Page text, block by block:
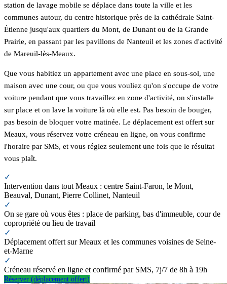
station de lavage mobile se déplace dans toute la ville et les
communes autour, du centre historique près de la cathédrale Saint-
Étienne jusqu'aux quartiers du Mont, de Dunant ou de la Grande
Prairie, en passant par les pavillons de Nanteuil et les zones d'activité
de Mareuil-lès-Meaux.
Que vous habitiez un appartement avec une place en sous-sol, une
maison avec une cour, ou que vous vouliez qu'on s'occupe de votre
voiture pendant que vous travaillez en zone d'activité, on s'installe
sur place et on lave la voiture là où elle est. Pas besoin de bouger,
pas besoin de bloquer votre matinée. Le déplacement est offert sur
Meaux, vous réservez votre créneau en ligne, on vous confirme
l'horaire par SMS, et vous réglez seulement une fois que le résultat
vous plaît.
✓
Intervention dans tout Meaux : centre Saint-Faron, le Mont,
Beauval, Dunant, Pierre Collinet, Nanteuil
✓
On se gare où vous êtes : place de parking, bas d'immeuble, cour de
copropriété ou lieu de travail
✓
Déplacement offert sur Meaux et les communes voisines de Seine-
et-Marne
✓
Créneau réservé en ligne et confirmé par SMS, 7j/7 de 8h à 19h
Réserver (déplacement offert)